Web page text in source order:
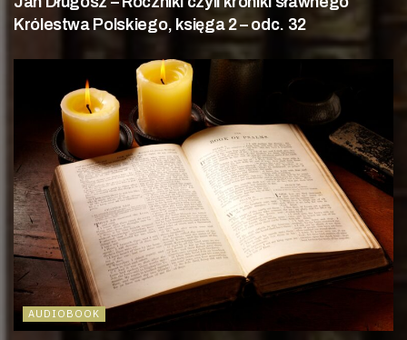
Królestwa Polskiego, księga 2 – odc. 32
AUDIOBOOK